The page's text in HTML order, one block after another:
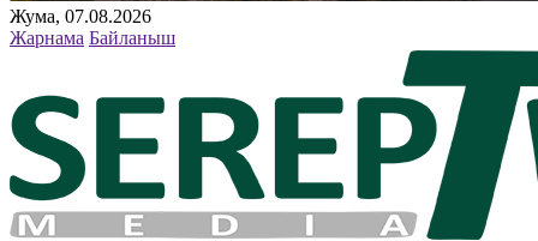
Жума, 07.08.2026
Жарнама Байланыш